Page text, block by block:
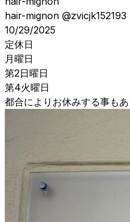
hair-mignon @zvicjk152193
10/29/2025
定休日
月曜日
第2日曜日
第4火曜日
都合によりお休みする事も